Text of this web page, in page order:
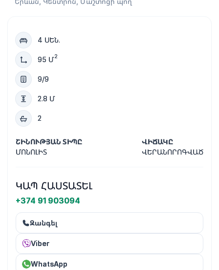
4 ՍԵՆ.
95 Մ2
9/9
2.8 Մ
2
ՇԻՆՈՒԹՅԱՆ ՏԻՊԸ
ՄՈՆՈԼԻՏ
ՎԻՃԱԿԸ
ՎԵՐԱՆՈՐՈԳՎԱԾ
ԿԱՊ ՀԱՍՏԱՏԵԼ
+374 91 903094
Զանգել
Viber
WhatsApp